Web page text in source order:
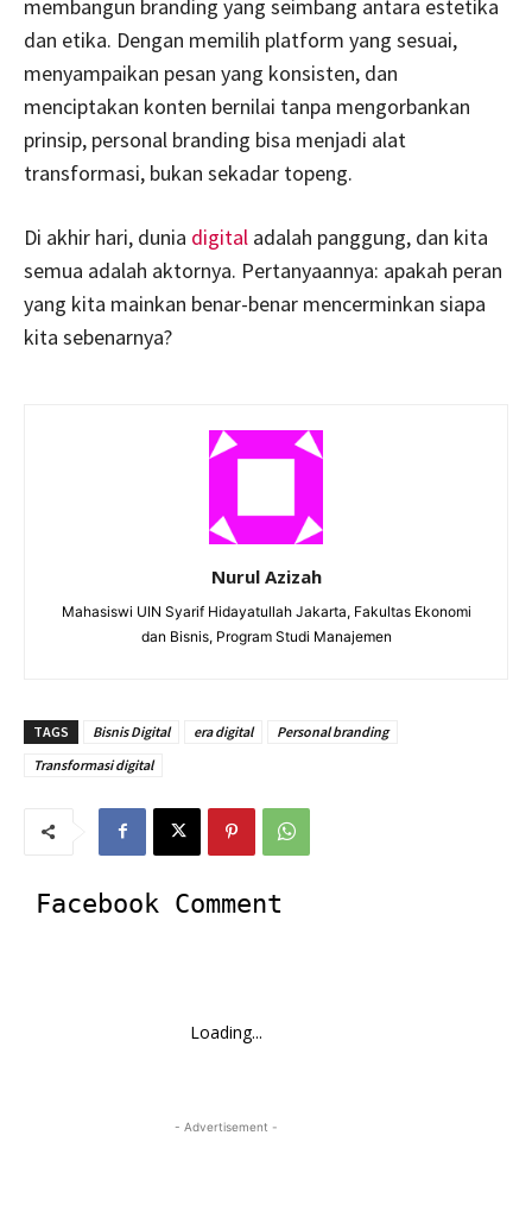
membangun branding yang seimbang antara estetika
dan etika. Dengan memilih platform yang sesuai,
menyampaikan pesan yang konsisten, dan
menciptakan konten bernilai tanpa mengorbankan
prinsip, personal branding bisa menjadi alat
transformasi, bukan sekadar topeng.
Di akhir hari, dunia digital adalah panggung, dan kita
semua adalah aktornya. Pertanyaannya: apakah peran
yang kita mainkan benar-benar mencerminkan siapa
kita sebenarnya?
Nurul Azizah
Mahasiswi UIN Syarif Hidayatullah Jakarta, Fakultas Ekonomi
dan Bisnis, Program Studi Manajemen
TAGS Bisnis Digital era digital
Personal branding
Transformasi digital
Facebook Comment
Loading...
- Advertisement -